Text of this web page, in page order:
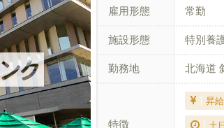
雇用形態 常勤
施設形態 特別養
勤務地 北海道
特徴
昇
土